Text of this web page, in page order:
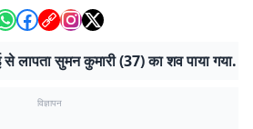
से लापता सुमन कुमारी (37) का शव पाया गया.
विज्ञापन